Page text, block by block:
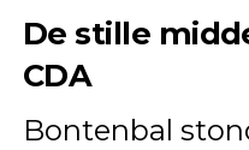
De stille
CDA
Bontenbal